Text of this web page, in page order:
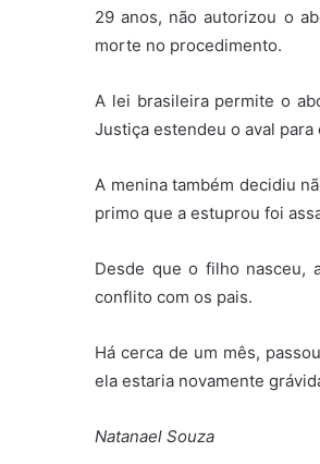
29 anos, não autorizou o
morte no procedimento.
A lei brasileira permite o
Justiça estendeu o aval
A menina também decidiu
primo que a estuprou foi
Desde que o filho nasceu,
conflito com os pais.
Há cerca de um mês,
ela estaria novamente
Natanael Souza